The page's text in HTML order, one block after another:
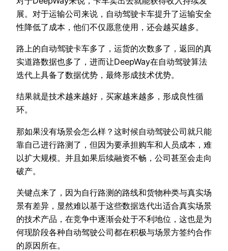
展。对于运输公司来说，自动驾驶卡车提升了运输安全
性降低了成本，他们不仅愿意使用，还会越买越多。
路上的自动驾驶卡车多了，运货的次数多了，返回的真
实道路数据也多了，进而让DeepWay在自动驾驶算法
迭代上具备了数据优势，最终形成技术优势。
结果就是技术越来越好，买家越来越多，形成良性循
环。
那如果没有场景会怎么样？这时候自动驾驶公司就只能
靠自己进行路测了，但因为要承担购车和人员成本，难
以扩大规模。并且如果后续融资不畅，公司甚至会走向
破产。
关键点来了，因为自行路测的路线和货物种类与真实场
景有差异，显然难以基于这些数据迭代出适合真实场景
的技术产品，在竞争中逐渐会处于不利地位，这也是为
何现阶段各种自动驾驶公司都在积极与场景方签约合作
的原因所在。